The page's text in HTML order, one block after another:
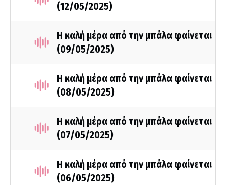
(12/05/2025)
Η καλή μέρα από την μπάλα φαίνεται
(09/05/2025)
Η καλή μέρα από την μπάλα φαίνεται
(08/05/2025)
Η καλή μέρα από την μπάλα φαίνεται
(07/05/2025)
Η καλή μέρα από την μπάλα φαίνεται
(06/05/2025)